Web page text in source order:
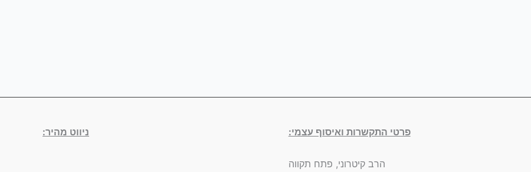
פרטי התקשרות ואיסוף עצמי:
הרב קיטרוני, פתח תקווה
ניווט מהיר: